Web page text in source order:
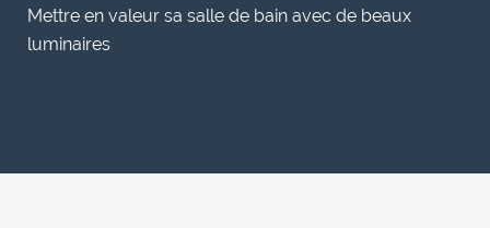
Mettre en valeur sa salle de bain avec de beaux
luminaires